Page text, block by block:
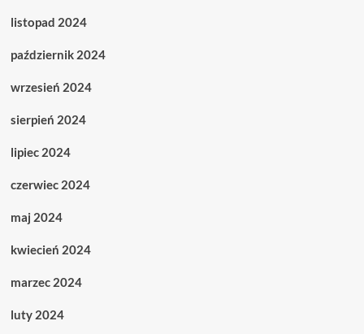
listopad 2024
październik 2024
wrzesień 2024
sierpień 2024
lipiec 2024
czerwiec 2024
maj 2024
kwiecień 2024
marzec 2024
luty 2024